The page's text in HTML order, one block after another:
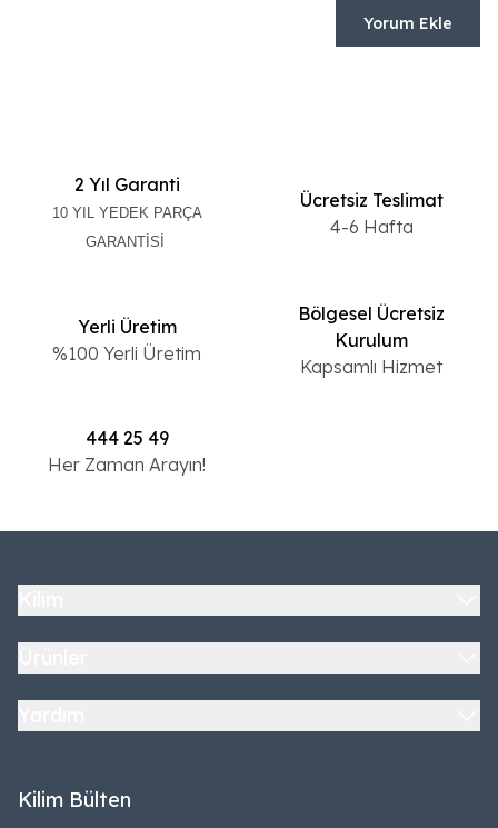
Yorum Ekle
2 Yıl Garanti
10 YIL YEDEK PARÇA
GARANTİSİ
Ücretsiz Teslimat
4-6 Hafta
Yerli Üretim
%100 Yerli Üretim
Bölgesel Ücretsiz
Kurulum
Kapsamlı Hizmet
444 25 49
Her Zaman Arayın!
Kilim Bülten